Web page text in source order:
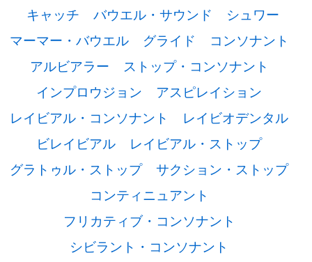
キャッチ
バウエル・サウンド
シュワー
マーマー・バウエル
グライド
コンソナント
アルビアラー
ストップ・コンソナント
インプロウジョン
アスピレイション
レイビアル・コンソナント
レイビオデンタル
ビレイビアル
レイビアル・ストップ
グラトゥル・ストップ
サクション・ストップ
コンティニュアント
フリカティブ・コンソナント
シビラント・コンソナント